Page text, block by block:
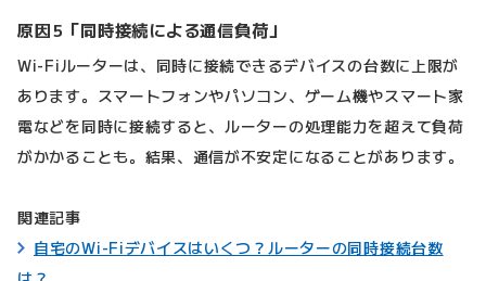
原因5「同時接続による通信負荷」
Wi-Fiルーターは、同時に接続できるデバイスの台数に上限が
あります。スマートフォンやパソコン、ゲーム機やスマート家
電などを同時に接続すると、ルーターの処理能力を超えて負荷
がかかることも。結果、通信が不安定になることがあります。
関連記事
自宅のWi-Fiデバイスはいくつ？ルーターの同時接続台数